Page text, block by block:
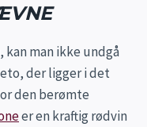
kan man ikke undgå
der ligger i det
den berømte
er en kraftig rødvin